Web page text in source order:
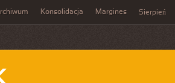
Konsolidacja Margines Sierpień